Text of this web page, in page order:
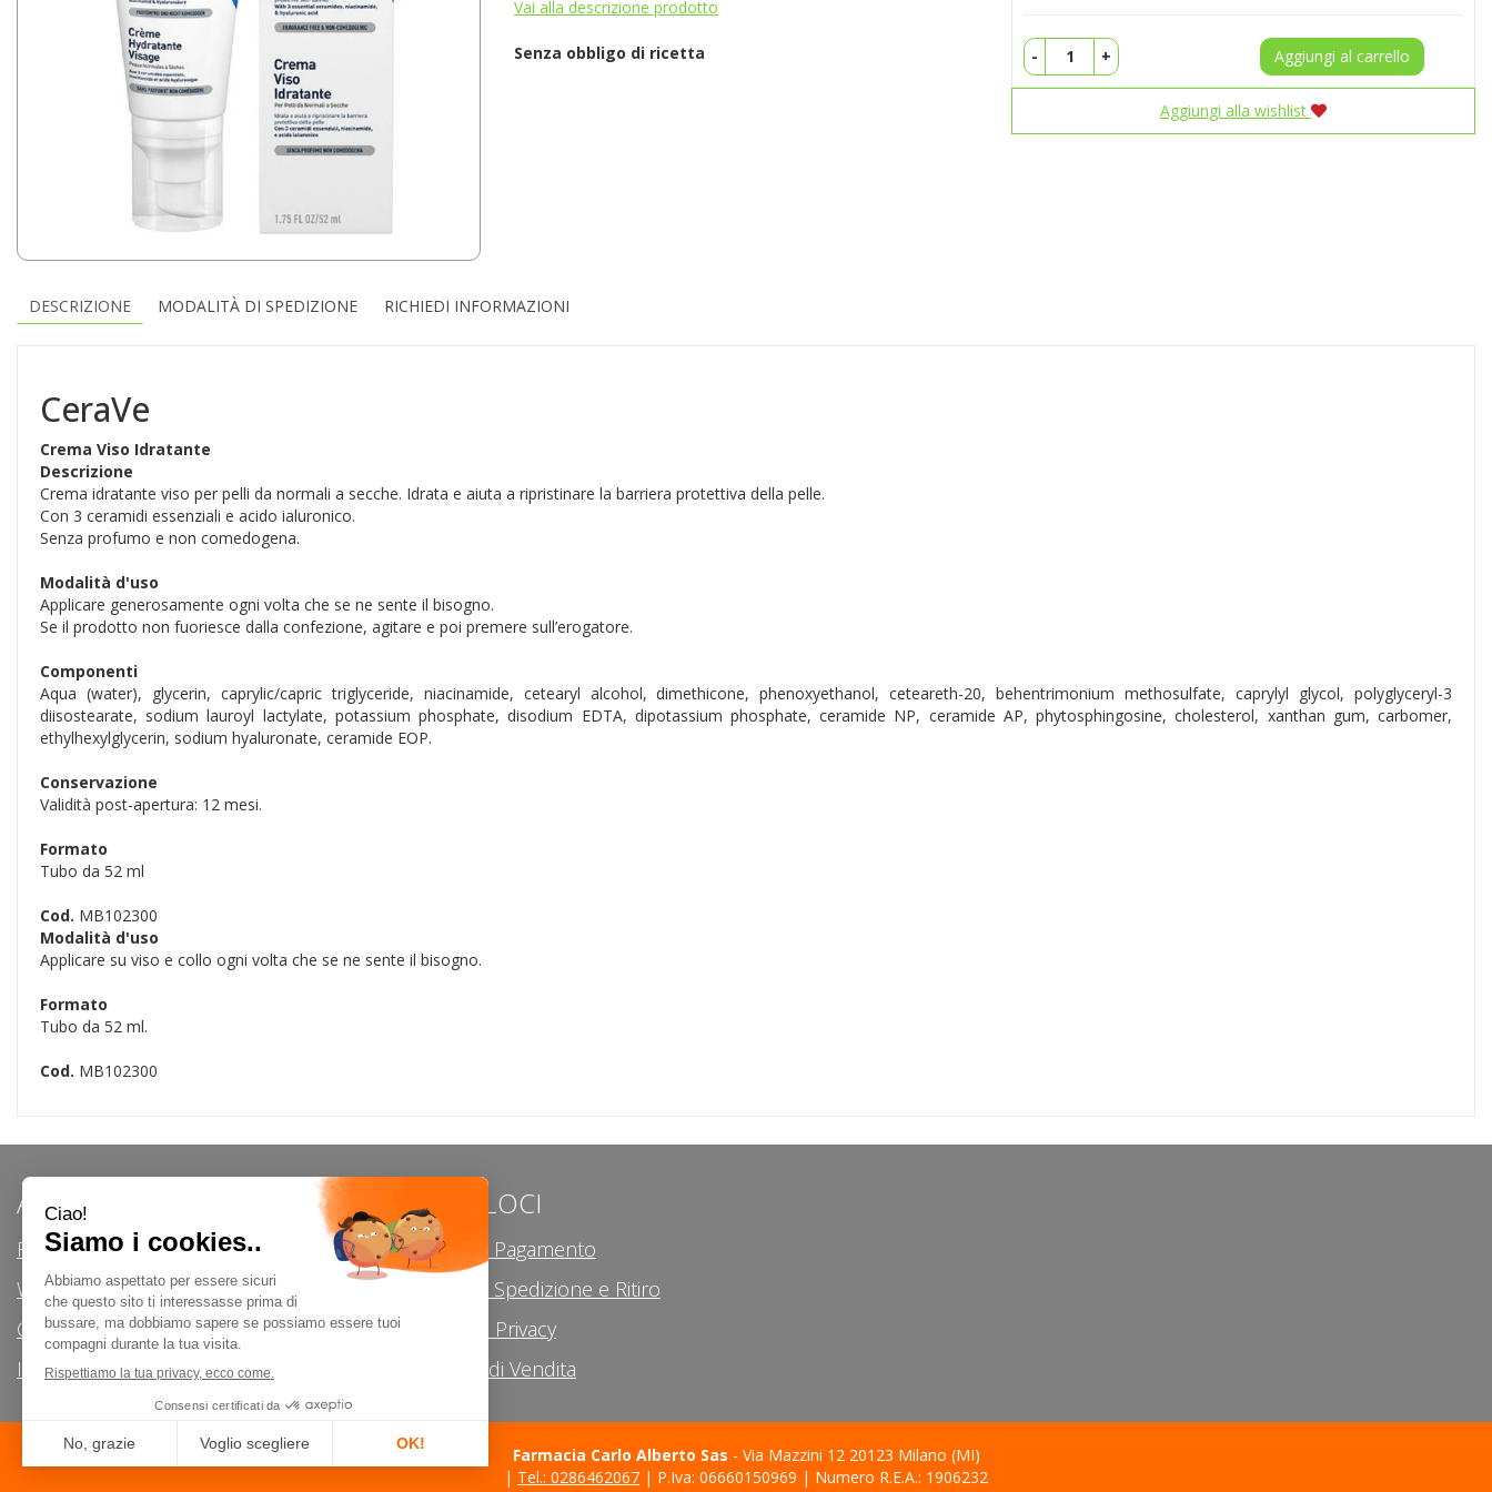
Vai alla descrizione prodotto
Senza obbligo di ricetta - + Aggiungi al carrello
Aggiungi alla wishlist
DESCRIZIONE MODALITÀ DI SPEDIZIONE RICHIEDI INFORMAZIONI
CeraVe
Crema Viso Idratante
Descrizione
Crema idratante viso per pelli da normali a secche. Idrata e aiuta a ripristinare la barriera protettiva della pelle.
Con 3 ceramidi essenziali e acido ialuronico.
Senza profumo e non comedogena.
Modalità d'uso
Applicare generosamente ogni volta che se ne sente il bisogno.
Se il prodotto non fuoriesce dalla confezione, agitare e poi premere sull’erogatore.
Componenti
Aqua (water), glycerin, caprylic/capric triglyceride, niacinamide, cetearyl alcohol, dimethicone, phenoxyethanol, ceteareth-20, behentrimonium methosulfate, caprylyl glycol, polyglyceryl-3
diisostearate, sodium lauroyl lactylate, potassium phosphate, disodium EDTA, dipotassium phosphate, ceramide NP, ceramide AP, phytosphingosine, cholesterol, xanthan gum, carbomer,
ethylhexylglycerin, sodium hyaluronate, ceramide EOP.
Conservazione
Validità post-apertura: 12 mesi.
Formato
Tubo da 52 ml
Cod. MB102300
Modalità d'uso
Applicare su viso e collo ogni volta che se ne sente il bisogno.
Formato
Tubo da 52 ml.
Cod. MB102300
AREA UTENTE
Registrati
Wishlist
Contatti
Iscrizione alla Newsletter
LINK VELOCI
Modalità di Pagamento
Modalità di Spedizione e Ritiro
Informativa Privacy
Condizioni di Vendita
Farmacia Carlo Alberto Sas - Via Mazzini 12 20123 Milano (MI)
| Tel.: 0286462067 | P.Iva: 06660150969 | Numero R.E.A.: 1906232